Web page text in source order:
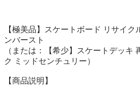
【極美品】スケートボード リサイク
ンバースト
（または：【希少】スケートデッキ
ク ミッドセンチュリー）
【商品説明】